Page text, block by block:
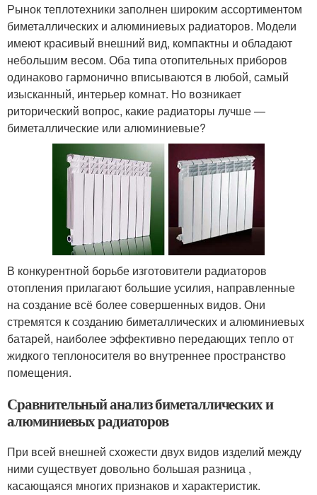
Рынок теплотехники заполнен широким ассортиментом
биметаллических и алюминиевых радиаторов. Модели
имеют красивый внешний вид, компактны и обладают
небольшим весом. Оба типа отопительных приборов
одинаково гармонично вписываются в любой, самый
изысканный, интерьер комнат. Но возникает
риторический вопрос, какие радиаторы лучше —
биметаллические или алюминиевые?
В конкурентной борьбе изготовители радиаторов
отопления прилагают большие усилия, направленные
на создание всё более совершенных видов. Они
стремятся к созданию биметаллических и алюминиевых
батарей, наиболее эффективно передающих тепло от
жидкого теплоносителя во внутреннее пространство
помещения.
Сравнительный анализ биметаллических и
алюминиевых радиаторов
При всей внешней схожести двух видов изделий между
ними существует довольно большая разница ,
касающаяся многих признаков и характеристик.